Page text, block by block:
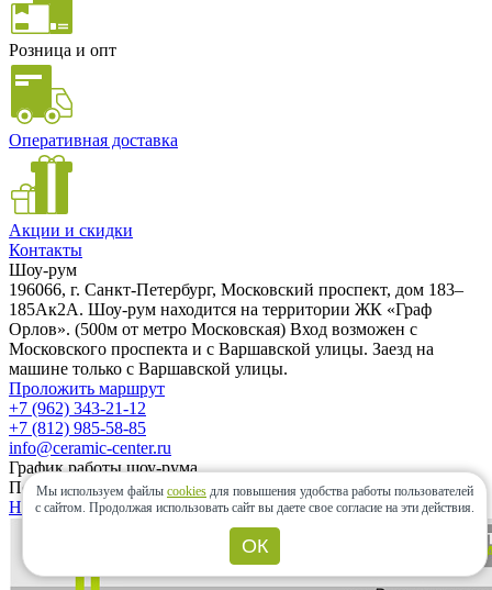
Розница и опт
Оперативная доставка
Акции и скидки
Контакты
Шоу-рум
196066, г. Санкт-Петербург, Московский проспект, дом 183–
185Ак2А. Шоу-рум находится на территории ЖК «Граф
Орлов». (500м от метро Московская) Вход возможен с
Московского проспекта и с Варшавской улицы. Заезд на
машине только с Варшавской улицы.
Проложить маршрут
+7 (962) 343-21-12
+7 (812) 985-58-85
info@ceramic-center.ru
График работы шоу-рума
Понедельник — Воскресенье: с 10.00 до 20.00
Найти шоу-рум быстро
Мы используем файлы cookies для повышения удобства работы пользователей
с сайтом. Продолжая использовать сайт вы даете свое согласие на эти действия.
ОК